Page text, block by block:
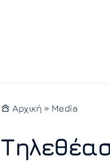
Αρχική » Media